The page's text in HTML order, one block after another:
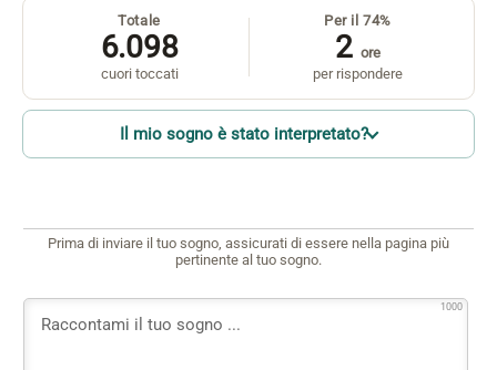
Totale
6.098
cuori toccati
Per il 74%
2 ore
per rispondere
Il mio sogno è stato interpretato?
Prima di inviare il tuo sogno, assicurati di essere nella pagina più
pertinente al tuo sogno.
1000